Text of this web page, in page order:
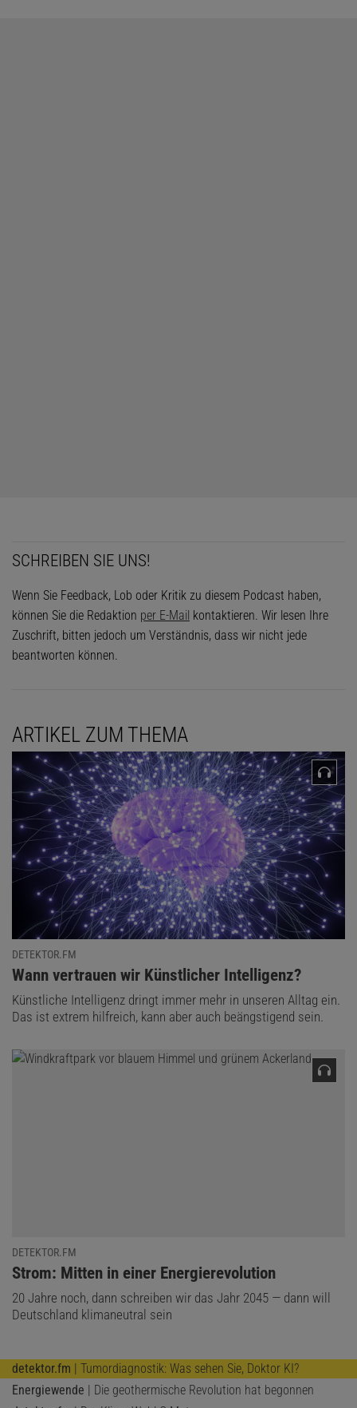
SCHREIBEN SIE UNS!
Wenn Sie Feedback, Lob oder Kritik zu diesem Podcast haben,
können Sie die Redaktion per E-Mail kontaktieren. Wir lesen Ihre
Zuschrift, bitten jedoch um Verständnis, dass wir nicht jede
beantworten können.
ARTIKEL ZUM THEMA
DETEKTOR.FM
:
Wann vertrauen wir Künstlicher Intelligenz?
Künstliche Intelligenz dringt immer mehr in unseren Alltag ein.
Das ist extrem hilfreich, kann aber auch beängstigend sein.
DETEKTOR.FM
:
Strom: Mitten in einer Energierevolution
20 Jahre noch, dann schreiben wir das Jahr 2045 — dann will
Deutschland klimaneutral sein
detektor.fm | Tumordiagnostik: Was sehen Sie, Doktor KI?
Energiewende | Die geothermische Revolution hat begonnen